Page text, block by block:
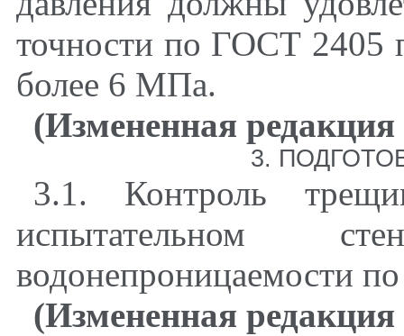
точности по ГОСТ 2405
более 6 МПа.
(Измененная
3.
3.1. Контроль
испытательном
водонепроницаемости
(Измененная